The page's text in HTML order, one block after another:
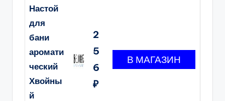
Настой
для
бани
аромати
ческий
Хвойны
й
2
5
6
₽